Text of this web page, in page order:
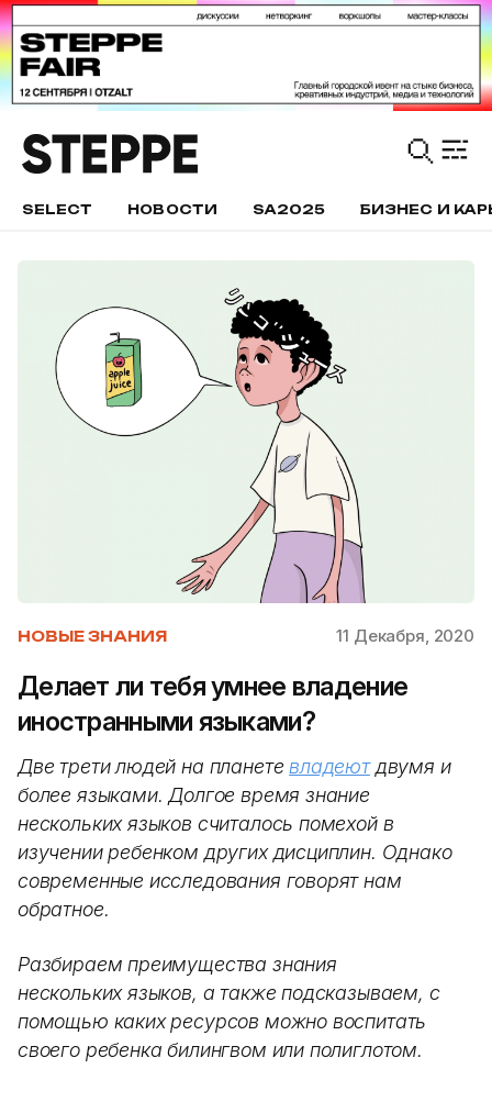
SELECT НОВОСТИ SA2025 БИЗНЕС И
НОВЫЕ ЗНАНИЯ 11 Декабря, 2020
Делает ли тебя умнее владение
иностранными языками?
Две трети людей на планетевладеютдвумя и
более языками. Долгое время знание
нескольких языков считалось помехой в
изучении ребенком других дисциплин. Однако
современные исследования говорят нам
обратное.
Разбираем преимущества знания
нескольких языков, а также подсказываем, с
помощью каких ресурсов можно воспитать
своего ребенка билингвом или полиглотом.